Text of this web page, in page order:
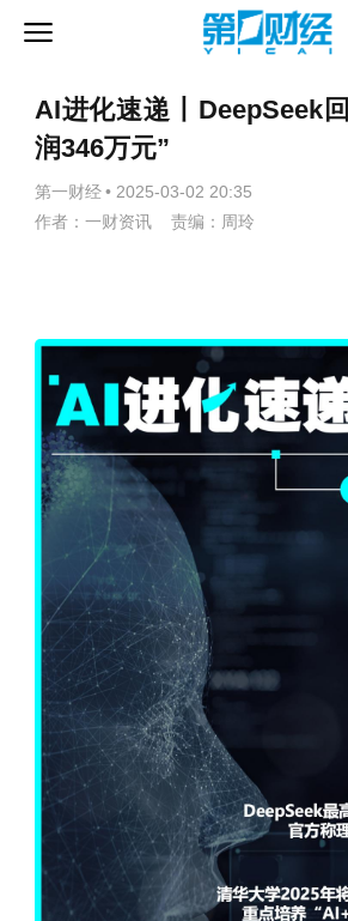
AI进化速递丨DeepSeek
润346万元”
第一财经 • 2025-03-02 20:35
作者：一财资讯 责编：周玲